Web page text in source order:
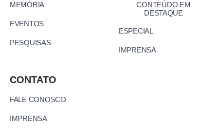
MEMÓRIA
EVENTOS
PESQUISAS
CONTEÚDO EM
DESTAQUE
ESPECIAL
IMPRENSA
CONTATO
FALE CONOSCO
IMPRENSA